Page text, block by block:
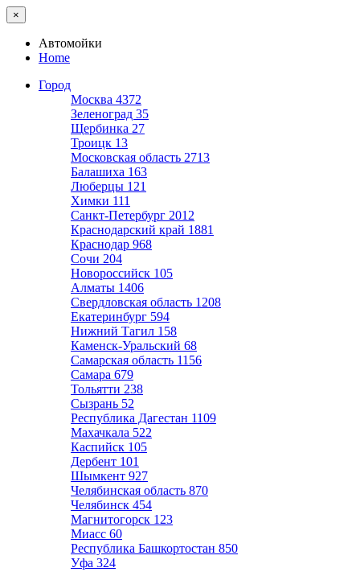
×
Автомойки
Home
Город
Москва 4372
Зеленоград 35
Щербинка 27
Троицк 13
Московская область 2713
Балашиха 163
Люберцы 121
Химки 111
Санкт-Петербург 2012
Краснодарский край 1881
Краснодар 968
Сочи 204
Новороссийск 105
Алматы 1406
Свердловская область 1208
Екатеринбург 594
Нижний Тагил 158
Каменск-Уральский 68
Самарская область 1156
Самара 679
Тольятти 238
Сызрань 52
Республика Дагестан 1109
Махачкала 522
Каспийск 105
Дербент 101
Шымкент 927
Челябинская область 870
Челябинск 454
Магнитогорск 123
Миасс 60
Республика Башкортостан 850
Уфа 324